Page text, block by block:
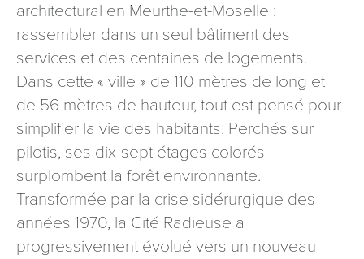
architectural en Meurthe-et-Moselle :
rassembler dans un seul bâtiment des
services et des centaines de logements.
Dans cette « ville » de 110 mètres de long et
de 56 mètres de hauteur, tout est pensé pour
simplifier la vie des habitants. Perchés sur
pilotis, ses dix-sept étages colorés
surplombent la forêt environnante.
Transformée par la crise sidérurgique des
années 1970, la Cité Radieuse a
progressivement évolué vers un nouveau